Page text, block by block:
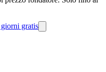
gratis